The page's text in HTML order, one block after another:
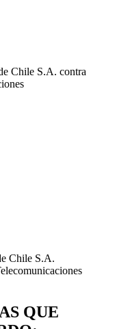
Chile S.A. contra
Chile S.A.
QUE